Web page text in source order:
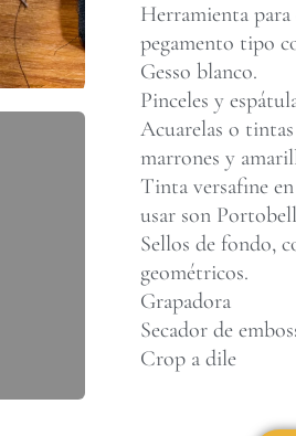
Herramienta
pegamento tipo
Gesso blanco.
Pinceles y
Acuarelas o
marrones y
Tinta versafine
usar son
Sellos de fondo,
geométricos.
Grapadora
Secador de
Crop a dile